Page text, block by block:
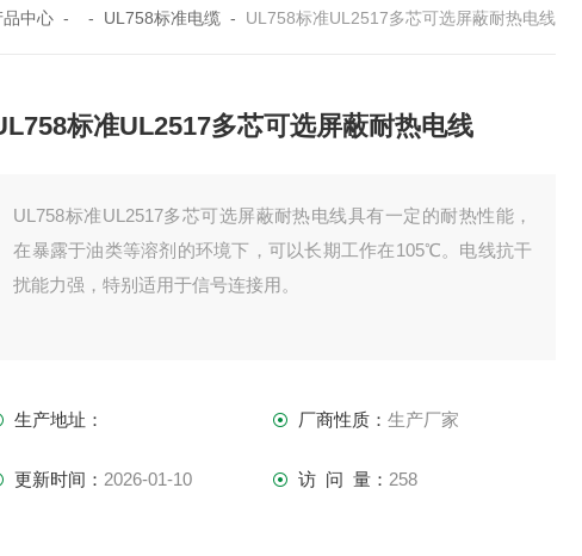
品中心 - - UL758标准电缆 - UL758标准UL2517多芯可选屏蔽耐热电线
标准UL2517多芯可选屏蔽耐热电线
UL758标准UL2517多芯可选屏蔽耐热电线具有一定的耐热性能，
在暴露于油类等溶剂的环境下，可以长期工作在105℃。电线抗干
扰能力强，特别适用于信号连接用。
生产地址： 厂商性质： 生产厂家
更新时间： 2026-01-10 访 问 量： 258